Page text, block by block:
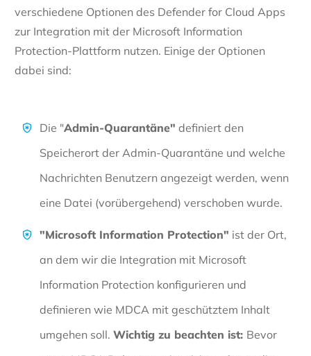
verschiedene Optionen des Defender for Cloud Apps
zur Integration mit der Microsoft Information
Protection-Plattform nutzen. Einige der Optionen
dabei sind:
Die "Admin-Quarantäne" definiert den
Speicherort der Admin-Quarantäne und welche
Nachrichten Benutzern angezeigt werden, wenn
eine Datei (vorübergehend) verschoben wurde.
"Microsoft Information Protection" ist der Ort,
an dem wir die Integration mit Microsoft
Information Protection konfigurieren und
definieren wie MDCA mit geschütztem Inhalt
umgehen soll. Wichtig zu beachten ist: Bevor